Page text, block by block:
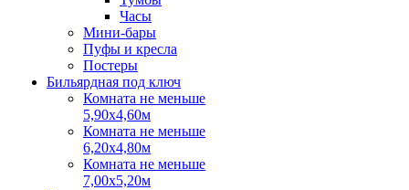
Часы
Мини-бары
Пуфы и кресла
Постеры
Бильярдная под ключ
Комната не меньше
5,90х4,60м
Комната не меньше
6,20х4,80м
Комната не меньше
7,00х5,20м